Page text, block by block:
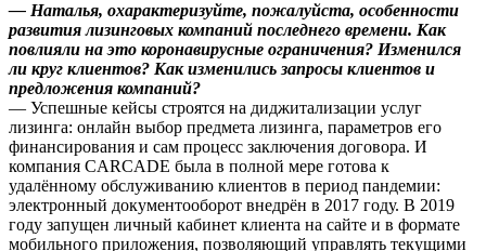
— Наталья, охарактеризуйте, пожалуйста, особенности
развития лизинговых компаний последнего времени. Как
повлияли на это коронавирусные ограничения? Изменился
ли круг клиентов? Как изменились запросы клиентов и
предложения компаний?
— Успешные кейсы строятся на диджитализации услуг
лизинга: онлайн выбор предмета лизинга, параметров его
финансирования и сам процесс заключения договора. И
компания CARCADE была в полной мере готова к
удалённому обслуживанию клиентов в период пандемии:
электронный документооборот внедрён в 2017 году. В 2019
году запущен личный кабинет клиента на сайте и в формате
мобильного приложения, позволяющий управлять текущими